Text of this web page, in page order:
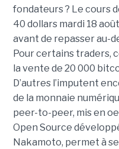
fondateurs ? Le cours
40 dollars mardi 18
avant de repasser au-
Pour certains traders,
la vente de 20 000
D’autres l’imputent
de la monnaie
peer-to-peer, mis en
Open Source
Nakamoto, permet à